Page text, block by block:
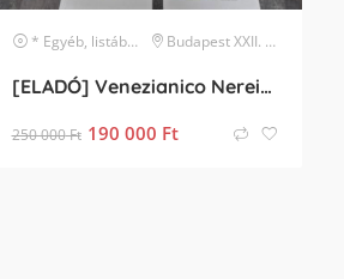
* Egyéb, listában nem szereplő márka Budapest XXII. kerület
[ELADÓ] Venezianico Nereide GMT (3521503C) – 2 hónapos, Full Szett
250 000Ft 190 000 Ft